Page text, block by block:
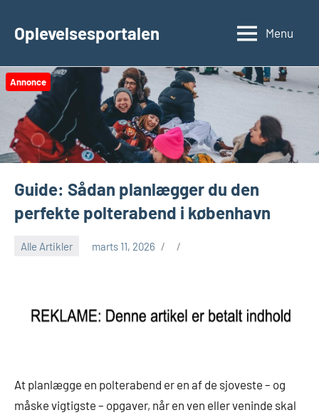
Oplevelsesportalen Menu
Annonce
Guide: Sådan planlægger du den
perfekte polterabend i københavn
Alle Artikler marts 11, 2026
At planlægge en polterabend er en af de sjoveste – og
måske vigtigste – opgaver, når en ven eller veninde skal